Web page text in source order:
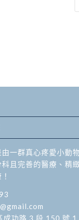
一群真心疼愛小動
且完善的醫療、精
成功路 3 段 150 號 1